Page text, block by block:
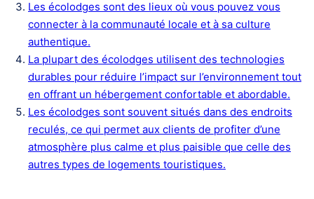
Les écolodges sont des lieux où vous pouvez vous
connecter à la communauté locale et à sa culture
authentique.
La plupart des écolodges utilisent des technologies
durables pour réduire l’impact sur l’environnement tout
en offrant un hébergement confortable et abordable.
Les écolodges sont souvent situés dans des endroits
reculés, ce qui permet aux clients de profiter d’une
atmosphère plus calme et plus paisible que celle des
autres types de logements touristiques.